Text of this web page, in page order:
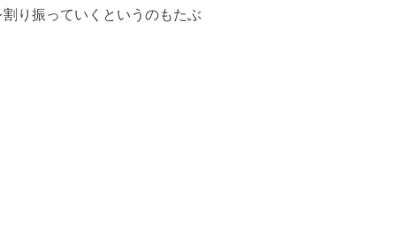
り振っていくというのもたぶ